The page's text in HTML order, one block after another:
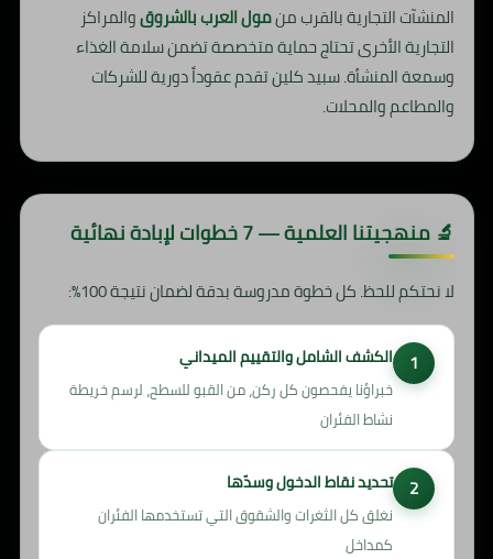
المنشآت التجارية بالقرب منمول العرب بالشروقوالمراكز
التجارية الأخرى تحتاج حماية متخصصة تضمن سلامة الغذاء
وسمعة المنشأة. سبيد كلين تقدم عقوداً دورية للشركات
والمطاعم والمحلات.
🔬 منهجيتنا العلمية — 7 خطوات لإبادة نهائية
لا نحتكم للحظ. كل خطوة مدروسة بدقة لضمان نتيجة 100%:
الكشف الشامل والتقييم الميداني
خبراؤنا يفحصون كل ركن، من القبو للسطح، لرسم خريطة
نشاط الفئران
تحديد نقاط الدخول وسدّها
نغلق كل الثغرات والشقوق التي تستخدمها الفئران
كمداخل